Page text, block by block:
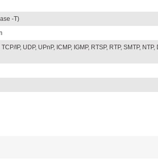
-T)
TCP/IP, UDP, UPnP, ICMP, IGMP, RTSP, RTP, SMTP, NTP,